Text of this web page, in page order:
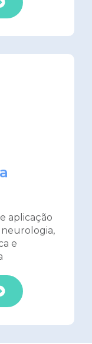
aplicação
e